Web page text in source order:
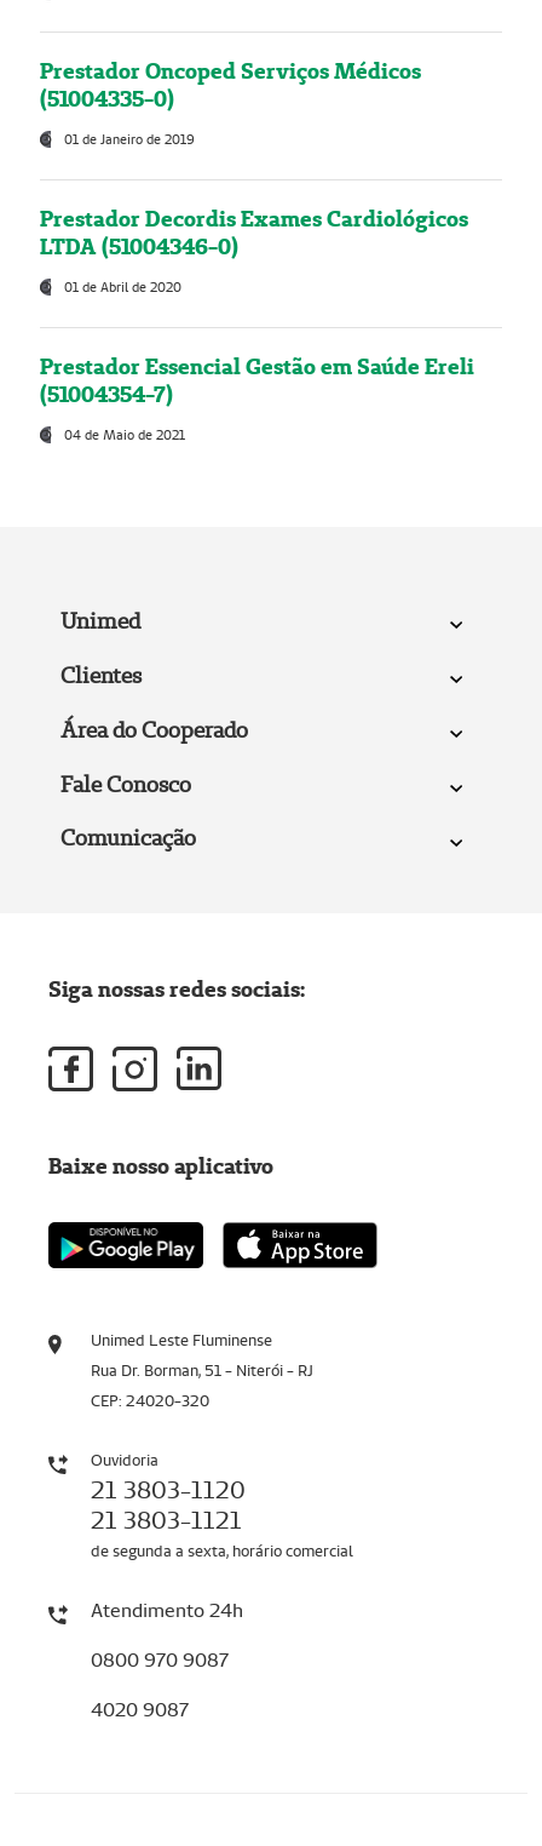
Prestador Oncoped Serviços Médicos
(51004335-0)
01 de Janeiro de 2019
Prestador Decordis Exames Cardiológicos
LTDA (51004346-0)
01 de Abril de 2020
Prestador Essencial Gestão em Saúde Ereli
(51004354-7)
04 de Maio de 2021
Unimed
Clientes
Área do Cooperado
Fale Conosco
Comunicação
Unimed Leste Fluminense
Rua Dr. Borman, 51 - Niterói - RJ
CEP: 24020-320
Ouvidoria
21 3803-1120
21 3803-1121
de segunda a sexta, horário comercial
Atendimento 24h
0800 970 9087
4020 9087
Siga nossas redes sociais:
Baixe nosso aplicativo